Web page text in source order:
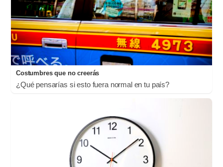
Costumbres que no creerás
¿Qué pensarías si esto fuera normal en tu país?